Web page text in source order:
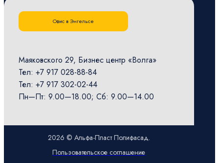
Офис в Энгельсе
Маяковского 29, Бизнес центр «Волга»
Тел: +7 917 028-88-84
Тел: +7 917 302-02-44
Пн—Пт: 9.00—18.00; Сб: 9.00—14.00
2026 © Альфа-Пласт Полифасад.
Пользовательское соглашение